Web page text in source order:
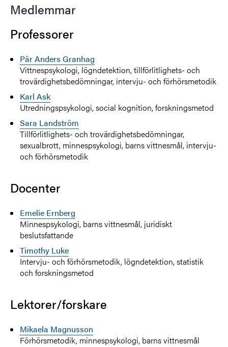
Medlemmar
Professorer
Pär Anders Granhag
Vittnespsykologi, lögndetektion, tillförlitlighets- och
trovärdighetsbedömningar, intervju- och förhörsmetodik
Karl Ask
Utredningspsykologi, social kognition, forskningsmetod
Sara Landström
Tillförlitlighets- och trovärdighetsbedömningar,
sexualbrott, minnespsykologi, barns vittnesmål, intervju-
och förhörsmetodik
Docenter
Emelie Ernberg
Minnespsykologi, barns vittnesmål, juridiskt
beslutsfattande
Timothy Luke
Intervju- och förhörsmetodik, lögndetektion, statistik
och forskningsmetod
Lektorer/forskare
Mikaela Magnusson
Förhörsmetodik, minnespsykologi, barns vittnesmål